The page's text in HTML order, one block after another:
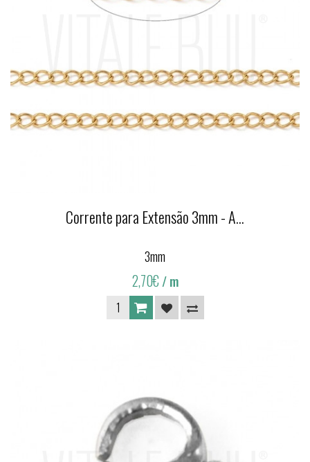
Corrente para Extensão 3mm - A...
3mm
2,70€/ m